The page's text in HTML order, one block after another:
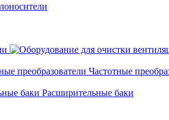
Частотные
Расширительные баки